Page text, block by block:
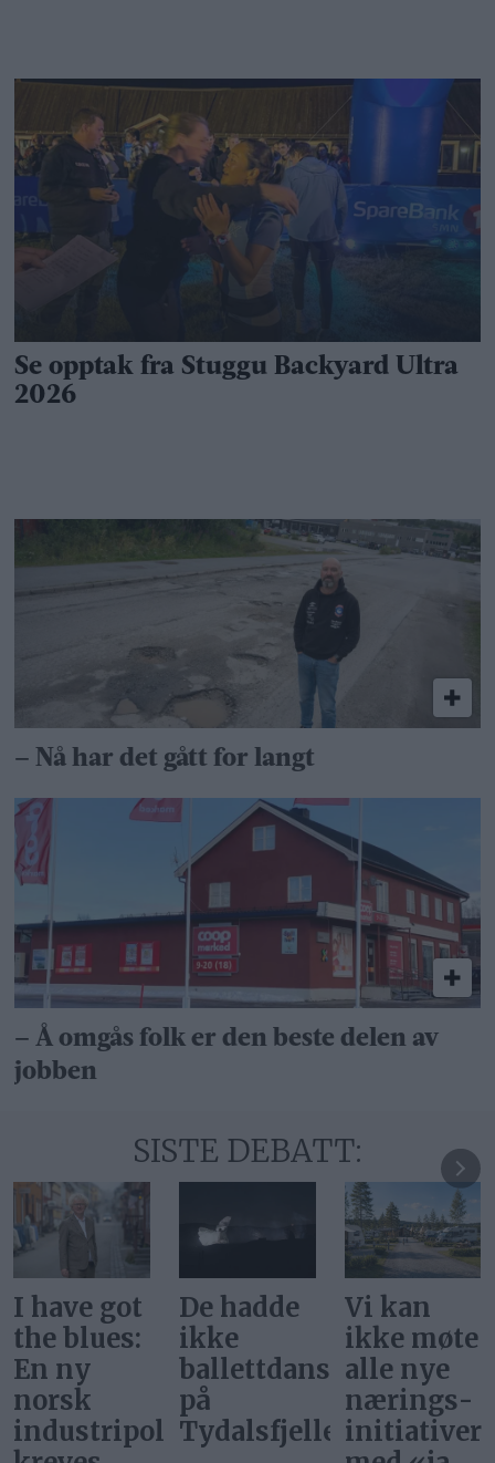
– Nå har det gått for langt
– Å omgås folk er den beste delen av
jobben
SISTE DEBATT:
De hadde
ikke
ballettdansere
på
Tydalsfjellet
Vi kan
ikke møte
alle nye
nærings­
initiativer
Svar på
«Gi alle
barn en
rettferdig
start»